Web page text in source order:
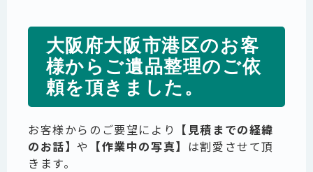
大阪府大阪市港区のお客
様からご遺品整理のご依
頼を頂きました。
お客様からのご要望により 【見積までの経緯
のお話】や 【作業中の写真】 は割愛させて頂
きます。